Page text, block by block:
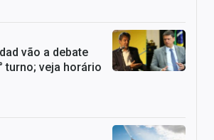
vão a debate
turno; veja horário